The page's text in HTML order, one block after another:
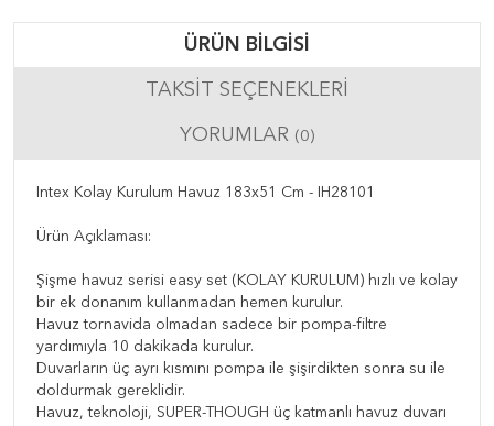
ÜRÜN BILGISI
TAKSIT SEÇENEKLERI
YORUMLAR (0)
Intex Kolay Kurulum Havuz 183x51 Cm - IH28101
Ürün Açıklaması:
Şişme havuz serisi easy set (KOLAY KURULUM) hızlı ve kolay
bir ek donanım kullanmadan hemen kurulur.
Havuz tornavida olmadan sadece bir pompa-filtre
yardımıyla 10 dakikada kurulur.
Duvarların üç ayrı kısmını pompa ile şişirdikten sonra su ile
doldurmak gereklidir.
Havuz, teknoloji, SUPER-THOUGH üç katmanlı havuz duvarı